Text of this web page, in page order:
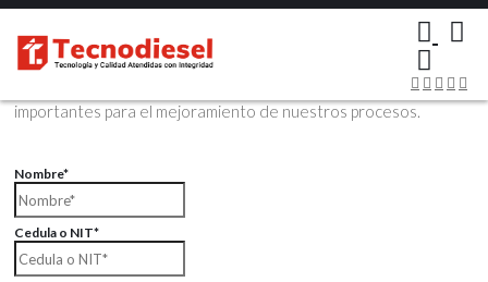
Contáctenos Vía Email
Envíenos sus datos con sus comentarios, sus opiniones son muy
importantes para el mejoramiento de nuestros procesos.
Nombre*
Cedula o NIT*